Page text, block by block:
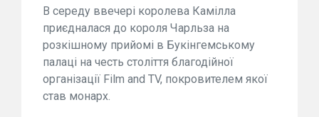
В середу ввечері королева Камілла
приєдналася до короля Чарльза на
розкішному прийомі в Букінгемському
палаці на честь століття благодійної
організації Film and TV, покровителем якої
став монарх.